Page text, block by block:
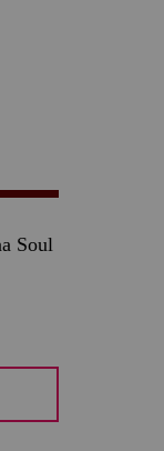
Soul